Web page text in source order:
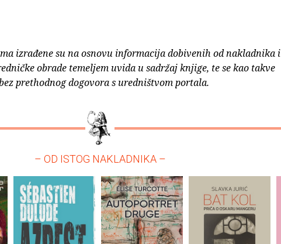
izrađene su na osnovu informacija dobivenih od nakladnika i
obrade temeljem uvida u sadržaj knjige, te se kao takve
prethodnog dogovora s uredništvom portala.
– OD ISTOG NAKLADNIKA –